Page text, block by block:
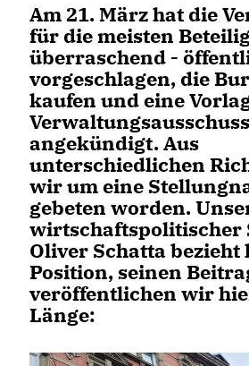
Am 21. März hat die
für die meisten
überraschend -
vorgeschlagen, die
kaufen und eine
Verwaltungsausschuss
angekündigt. Aus
unterschiedlichen
wir um eine
gebeten worden.
wirtschaftspolitischer
Oliver Schatta bezieht
Position, seinen
veröffentlichen wir
Länge: